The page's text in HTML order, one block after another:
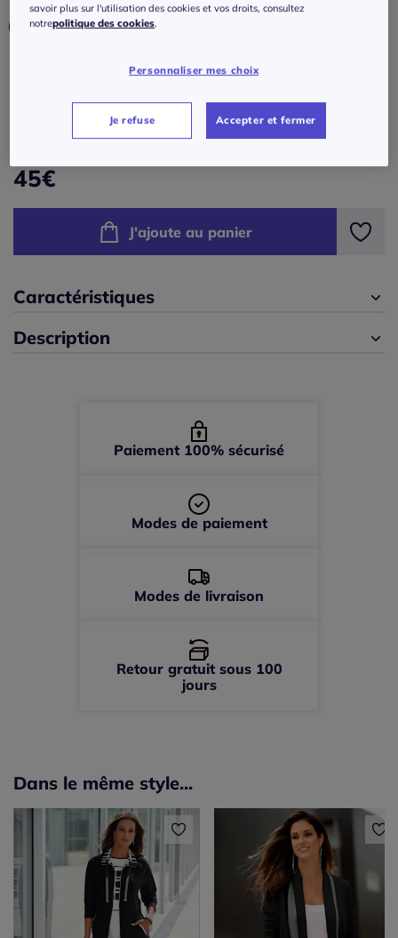
Veuillez sélectionner une taille
En stock
46/48 -En stock
Guide des tailles
45€
J'ajoute au panier
Caractéristiques
Description
Paiement 100% sécurisé
Modes de paiement
Modes de livraison
Retour gratuit sous 100
jours
Dans le même style...
savoir plus sur l'utilisation des cookies et vos droits, consultez
notrepolitique des cookies
Personnaliser mes choix
Je refuse Accepter et fermer